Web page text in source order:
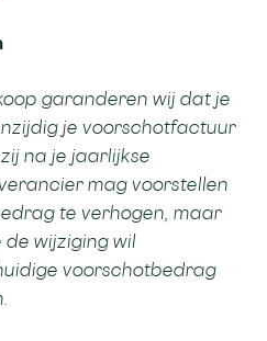
garanderen wij dat je
je voorschotfactuur
na je jaarlijkse
mag voorstellen
te verhogen, maar
wijziging wil
voorschotbedrag